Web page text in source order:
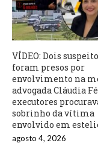
VÍDEO: Dois
foram presos por
envolvimento na
advogada Cláudia
executores
sobrinho da vítima
envolvido em
agosto 4, 2026